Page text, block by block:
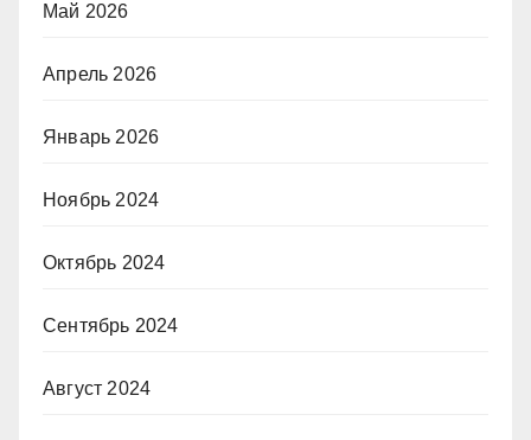
Май 2026
Апрель 2026
Январь 2026
Ноябрь 2024
Октябрь 2024
Сентябрь 2024
Август 2024